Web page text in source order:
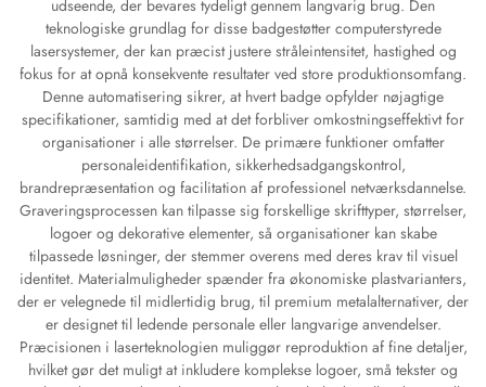
udseende, der bevares tydeligt gennem langvarig brug. Den
teknologiske grundlag for disse badgestøtter computerstyrede
lasersystemer, der kan præcist justere stråleintensitet, hastighed og
fokus for at opnå konsekvente resultater ved store produktionsomfang.
Denne automatisering sikrer, at hvert badge opfylder nøjagtige
specifikationer, samtidig med at det forbliver omkostningseffektivt for
organisationer i alle størrelser. De primære funktioner omfatter
personaleidentifikation, sikkerhedsadgangskontrol,
brandrepræsentation og facilitation af professionel netværksdannelse.
Graveringsprocessen kan tilpasse sig forskellige skrifttyper, størrelser,
logoer og dekorative elementer, så organisationer kan skabe
tilpassede løsninger, der stemmer overens med deres krav til visuel
identitet. Materialmuligheder spænder fra økonomiske plastvarianters,
der er velegnede til midlertidig brug, til premium metalalternativer, der
er designet til ledende personale eller langvarige anvendelser.
Præcisionen i laserteknologien muliggør reproduktion af fine detaljer,
hvilket gør det muligt at inkludere komplekse logoer, små tekster og